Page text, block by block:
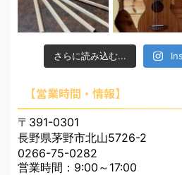
さらに読み込む...
【営業時間・情報】
〒391-0301
長野県茅野市北山5726-2
0266-75-0282
営業時間：9:00～17:00